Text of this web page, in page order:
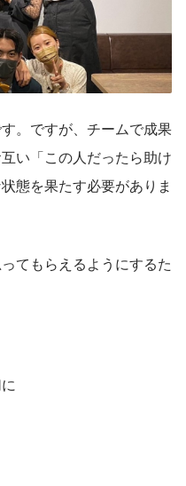
。ですが、チームで成果
い「この人だったら助け
態を果たす必要がありま
てもらえるようにするた